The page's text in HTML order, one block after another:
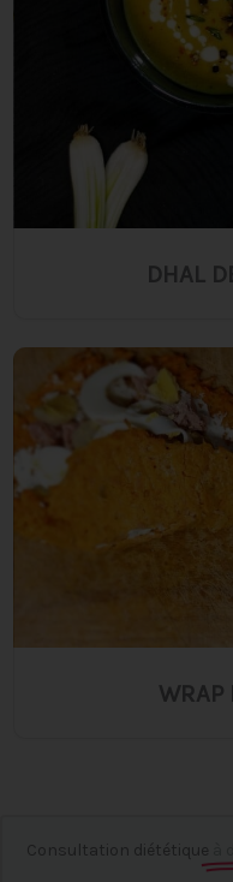
DHAL
WRAP
Consultation diététique